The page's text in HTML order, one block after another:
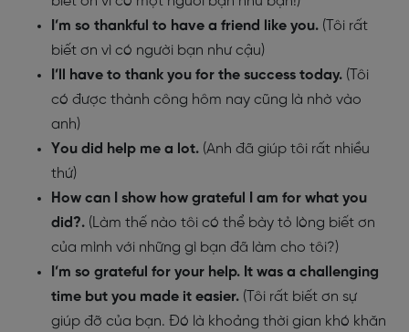
I’m so thankful to have a friend like you. (Tôi rất
biết ơn vì có người bạn như cậu)
I’ll have to thank you for the success today. (Tôi
có được thành công hôm nay cũng là nhờ vào
anh)
You did help me a lot. (Anh đã giúp tôi rất nhiều
thứ)
How can I show how grateful I am for what you
did?. (Làm thế nào tôi có thể bày tỏ lòng biết ơn
của mình với những gì bạn đã làm cho tôi?)
I’m so grateful for your help. It was a challenging
time but you made it easier. (Tôi rất biết ơn sự
giúp đỡ của bạn. Đó là khoảng thời gian khó khăn